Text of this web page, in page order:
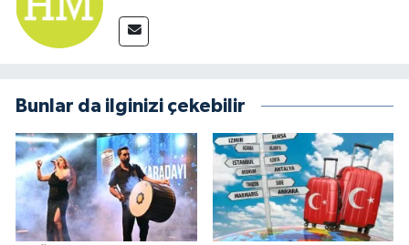
Bunlar da ilginizi çekebilir